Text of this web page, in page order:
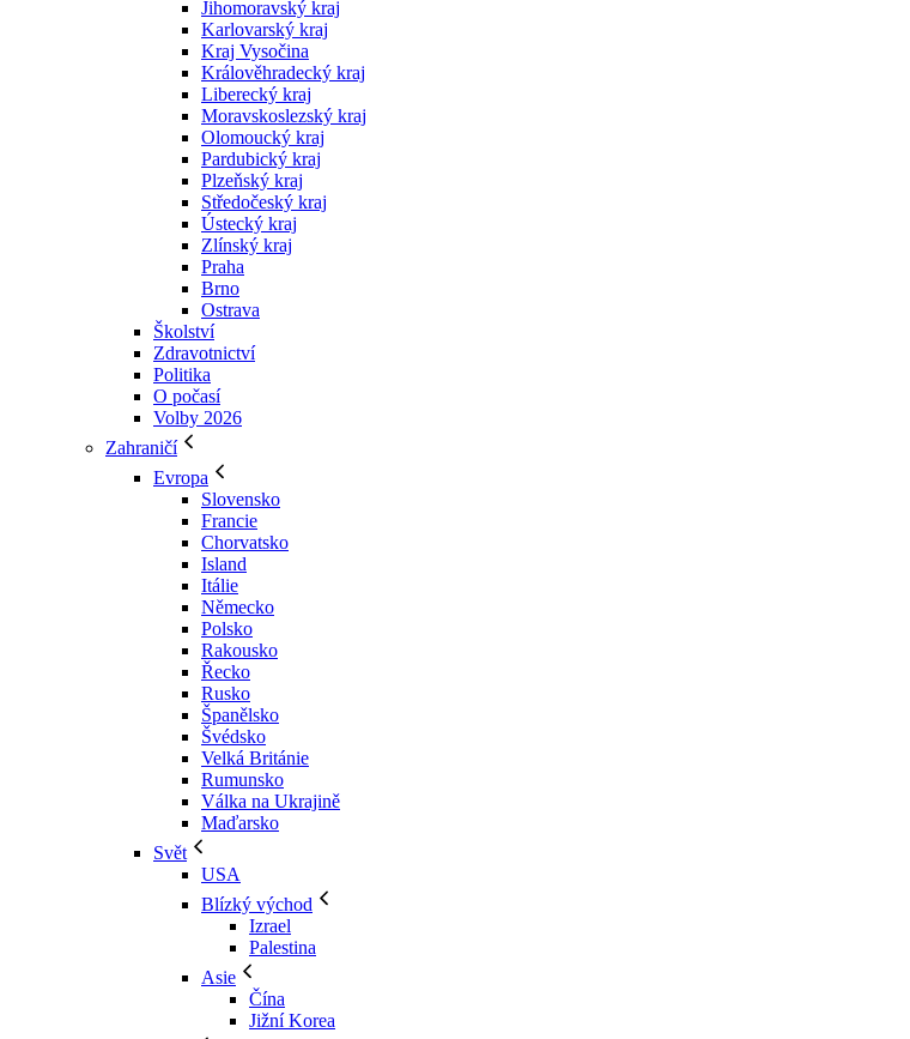
Jihomoravský kraj
Karlovarský kraj
Kraj Vysočina
Králověhradecký kraj
Liberecký kraj
Moravskoslezský kraj
Olomoucký kraj
Pardubický kraj
Plzeňský kraj
Středočeský kraj
Ústecký kraj
Zlínský kraj
Praha
Brno
Ostrava
Školství
Zdravotnictví
Politika
O počasí
Volby 2026
Zahraničí
Evropa
Slovensko
Francie
Chorvatsko
Island
Itálie
Německo
Polsko
Rakousko
Řecko
Rusko
Španělsko
Švédsko
Velká Británie
Rumunsko
Válka na Ukrajině
Maďarsko
Svět
USA
Blízký východ
Izrael
Palestina
Asie
Čína
Jižní Korea